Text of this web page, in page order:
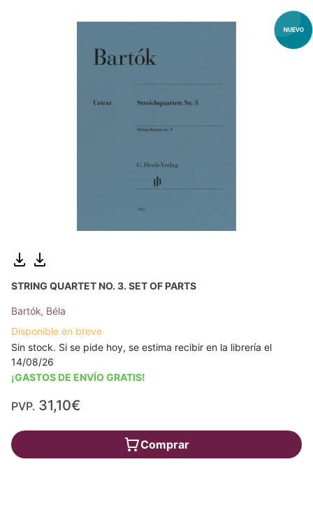
STRING QUARTET NO. 3. SET OF PARTS
Bartók, Béla
Disponible en breve
Sin stock. Si se pide hoy, se estima recibir en la librería el
14/08/26
¡GASTOS DE ENVÍO GRATIS!
PVP. 31,10€
Comprar